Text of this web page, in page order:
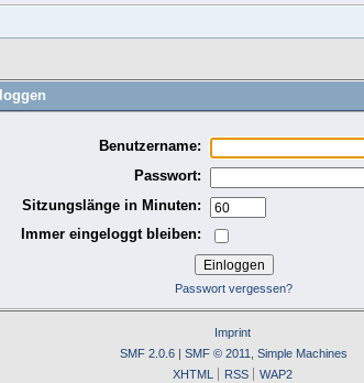
Benutzername:
Passwort:
Sitzungslänge in Minuten:
Immer eingeloggt bleiben:
Passwort vergessen?
Imprint
SMF 2.0.6
SMF © 2011
Simple Machines
XHTML
RSS
WAP2